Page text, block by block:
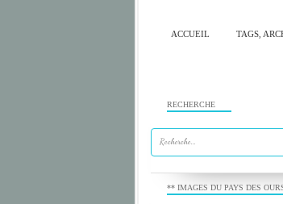
ACCUEIL TAGS,
RECHERCHE
** IMAGES DU PAYS DES